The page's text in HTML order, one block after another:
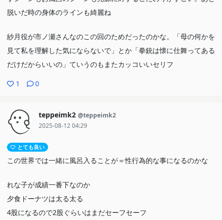
脱いだ時の身体のラインも綺麗ね
紗月役が市ノ瀬さんなのこの回のためだったのかな。「母の何かを
見て私を理解した気にならないで」とか「拳銃は懐に仕舞ってある
だけだからいいの」ていうのもまたカッコいいセリフ
1 0
teppeimk2 @teppeimk2
2025-08-12 04:29
とても良い
この世界では一緒に風呂入ることが＝性行為的な事になるのかな
れな子が成績一番下なのか
夕食ドーナツは太る太る
4股になるので2股ぐらいはまだセーフセーフ